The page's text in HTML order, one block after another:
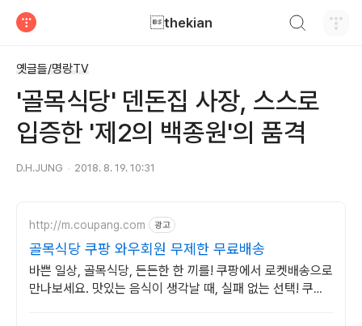
thekian
옛글들/명랑TV
'골목식당' 덴돈집 사장, 스스로
입증한 '제2의 백종원'의 품격
D.H.JUNG 2018. 8. 19. 10:31
http://m.coupang.com 광고
골목식당 쿠팡 와우회원 무제한 무료배송
바쁜 일상, 골목식당, 든든한 한 끼를! 쿠팡에서 로켓배송으로
만나보세요. 맛있는 음식이 생각날 때, 실패 없는 선택! 쿠팡